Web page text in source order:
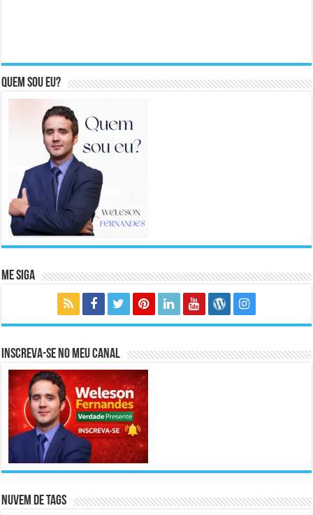
Quem sou eu?
Me Siga
Inscreva-se no meu canal
Nuvem de Tags